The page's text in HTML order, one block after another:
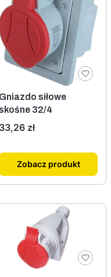
Gniazdo siłowe
32/4
Cena
33,26 zł
Zobacz produkt